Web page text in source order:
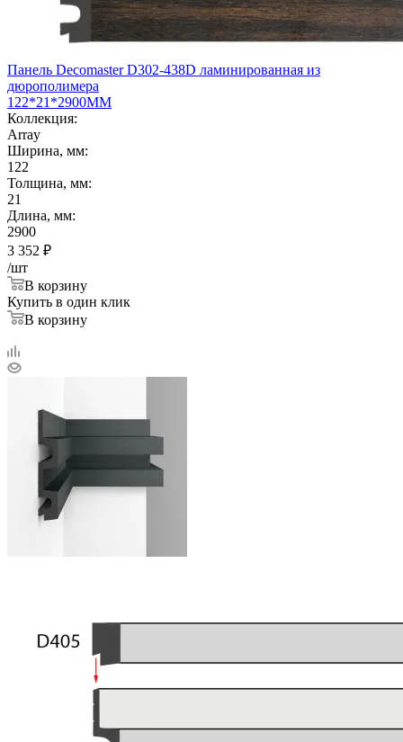
Панель Decomaster D302-438D ламинированная из
дюрополимера
122*21*2900ММ
Коллекция:
Array
Ширина, мм:
122
Толщина, мм:
21
Длина, мм:
2900
3 352 ₽
/шт
В корзину
Купить в один клик
В корзину